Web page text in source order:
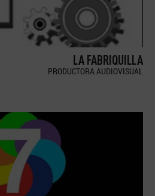
LA FABRIQUILLA
PRODUCTORA AUDIOVISUAL